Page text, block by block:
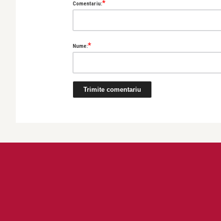
Comentariu:*
Nume:*